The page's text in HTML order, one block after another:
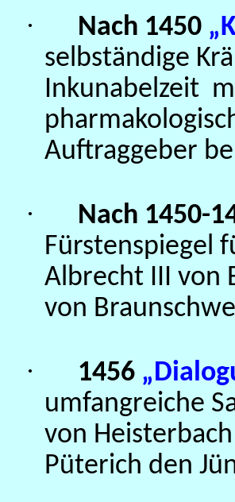
· Nach 1450
selbständige
Inkunabelzeit
Auftraggeber
· Nach 1450-
Fürstenspiegel
Albrecht III von
von
· 1456
umfangreiche
von
Püterich den